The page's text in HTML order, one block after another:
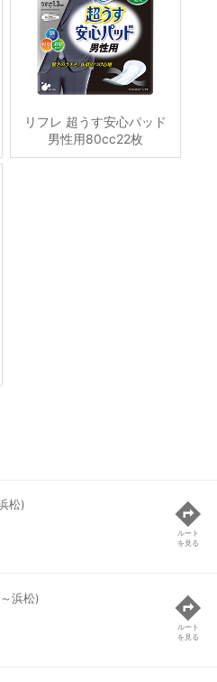
リフレ 超うす安心パッド
男性用80cc22枚
松)
ルート
を見る
浜松)
ルート
を見る